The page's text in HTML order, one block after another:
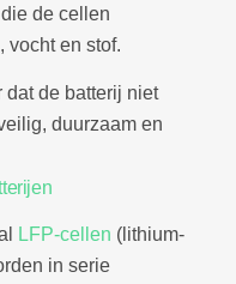
die de cellen
vocht en stof.
dat de batterij niet
duurzaam en
LFP-cellen (lithium-
in serie